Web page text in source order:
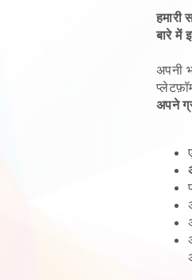
हमारी
बारे में
अपनी
अपने